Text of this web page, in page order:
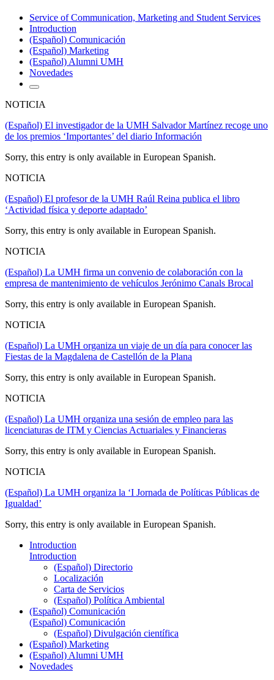
Service of Communication, Marketing and Student Services
Introduction
(Español) Comunicación
(Español) Marketing
(Español) Alumni UMH
Novedades
NOTICIA
(Español) El investigador de la UMH Salvador Martínez recoge uno
de los premios ‘Importantes’ del diario Información
Sorry, this entry is only available in European Spanish.
NOTICIA
(Español) El profesor de la UMH Raúl Reina publica el libro
‘Actividad física y deporte adaptado’
Sorry, this entry is only available in European Spanish.
NOTICIA
(Español) La UMH firma un convenio de colaboración con la
empresa de mantenimiento de vehículos Jerónimo Canals Brocal
Sorry, this entry is only available in European Spanish.
NOTICIA
(Español) La UMH organiza un viaje de un día para conocer las
Fiestas de la Magdalena de Castellón de la Plana
Sorry, this entry is only available in European Spanish.
NOTICIA
(Español) La UMH organiza una sesión de empleo para las
licenciaturas de ITM y Ciencias Actuariales y Financieras
Sorry, this entry is only available in European Spanish.
NOTICIA
(Español) La UMH organiza la ‘I Jornada de Políticas Públicas de
Igualdad’
Sorry, this entry is only available in European Spanish.
Introduction
Introduction
(Español) Directorio
Localización
Carta de Servicios
(Español) Política Ambiental
(Español) Comunicación
(Español) Comunicación
(Español) Divulgación científica
(Español) Marketing
(Español) Alumni UMH
Novedades